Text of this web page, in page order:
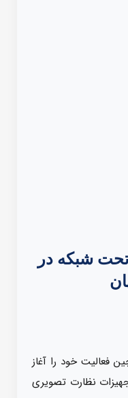
تحت شبکه در
در چین فعالیت خود را آغاز
نظارت تصویری